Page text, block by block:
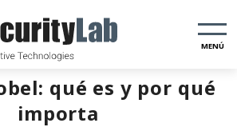
MENÚ
qué es y por qué
importa